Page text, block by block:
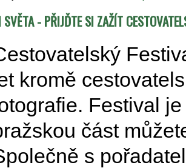
SVĚTA - PŘIJĎTE SI ZAŽÍT
kromě
Festival
část
s